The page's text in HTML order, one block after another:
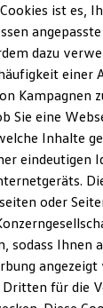
Lebensdauer
6
Versionen
zu Ihrem
-
360°
Volkswagen
an
wird, prüfen
ist es,
dazu
einer
Kampagnen
Sie eine
Inhalte
eindeutigen
oder
sodass Ihnen
Dritten für die